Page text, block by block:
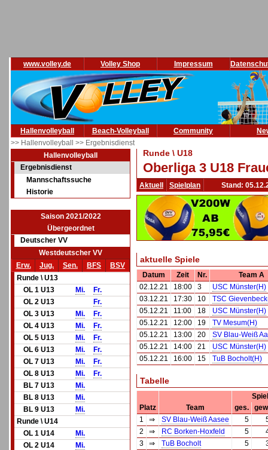
www.volley.de Volley Shop Impressum
Hallenvolleyball Beach-Volleyball Community
>> Hallenvolleyball >> Ergebnisdienst
Hallenvolleyball
Ergebnisdienst
Mannschaftssuche
Historie
Saison 2021/2022
Übergeordnet
Deutscher VV
Westdeutscher VV
Erw.
Jug. Sen. BFS
BSV
Runde \ U13
OL 1 U13
Mi.
Fr.
OL 2 U13
Fr.
OL 3 U13
Mi.
Fr.
OL 4 U13
Mi.
Fr.
OL 5 U13
Mi.
Fr.
OL 6 U13
Mi.
Fr.
OL 7 U13
Mi.
Fr.
OL 8 U13
Mi.
Fr.
BL 7 U13
Mi.
BL 8 U13
Mi.
BL 9 U13
Mi.
Runde \ U14
OL 1 U14
Mi.
OL 2 U14
Mi.
Runde \ U18
Oberliga 3 U18
Aktuell Spielplan Stand:
aktuelle Spiele
Datum Zeit Nr.
Team A
02.12.21
18:00 3
USC Münster(H)
03.12.21
17:30 10
TSC
05.12.21
11:00 18
USC Münster(H)
05.12.21
12:00 19
TV Mesum(H)
05.12.21
13:00 20
SV Blau-Weiß
05.12.21
14:00 21
USC Münster(H)
05.12.21
16:00 15 TuB Bocholt(H)
Tabelle
Platz
Team ges.
1
⇒ SV Blau-Weiß Aasee 5
2
⇒ RC Borken-Hoxfeld 5
3
⇒ TuB Bocholt 5